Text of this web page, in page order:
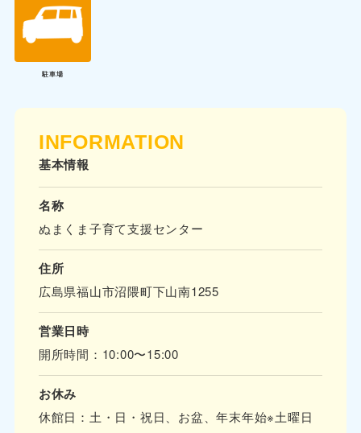
駐車場
INFORMATION
基本情報
名称
ぬまくま子育て支援センター
住所
広島県福山市沼隈町下山南1255
営業日時
開所時間：10:00〜15:00
お休み
休館日：土・日・祝日、お盆、年末年始※土曜日